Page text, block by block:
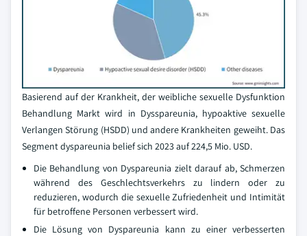
Basierend auf der Krankheit, der weibliche sexuelle Dysfunktion
Behandlung Markt wird in Dysspareunia, hypoaktive sexuelle
Verlangen Störung (HSDD) und andere Krankheiten geweiht. Das
Segment dyspareunia belief sich 2023 auf 224,5 Mio. USD.
Die Behandlung von Dyspareunia zielt darauf ab, Schmerzen
während des Geschlechtsverkehrs zu lindern oder zu
reduzieren, wodurch die sexuelle Zufriedenheit und Intimität
für betroffene Personen verbessert wird.
Die Lösung von Dyspareunia kann zu einer verbesserten